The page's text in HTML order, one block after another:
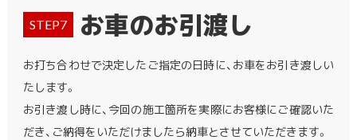
STEP7 お車のお引渡し
お打ち合わせで決定したご指定の日時に、お車をお引き渡しい
たします。
お引き渡し時に、今回の施工箇所を実際にお客様にご確認いた
だき、ご納得をいただけましたら納車とさせていただきます。